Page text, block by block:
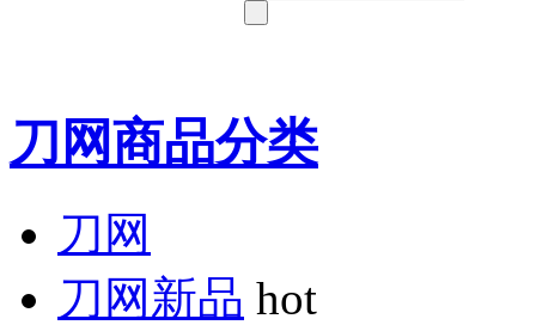
刀网商品分类
刀网
刀网新品 hot